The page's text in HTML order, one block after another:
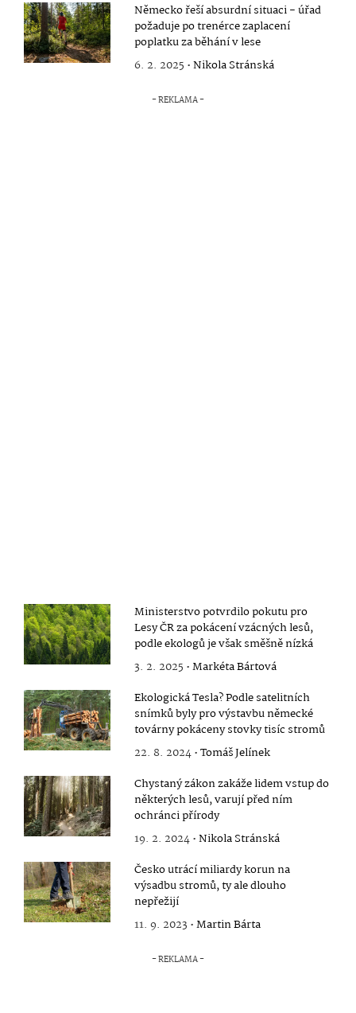
Německo řeší absurdní situaci - úřad
požaduje po trenérce zaplacení
poplatku za běhání v lese
6. 2. 2025 •Nikola Stránská
Ministerstvo potvrdilo pokutu pro
Lesy ČR za pokácení vzácných lesů,
podle ekologů je však směšně nízká
3. 2. 2025 •Markéta Bártová
Ekologická Tesla? Podle satelitních
snímků byly pro výstavbu německé
továrny pokáceny stovky tisíc stromů
22. 8. 2024 •Tomáš Jelínek
Chystaný zákon zakáže lidem vstup do
některých lesů, varují před ním
ochránci přírody
19. 2. 2024 •Nikola Stránská
Česko utrácí miliardy korun na
výsadbu stromů, ty ale dlouho
nepřežijí
11. 9. 2023 •Martin Bárta